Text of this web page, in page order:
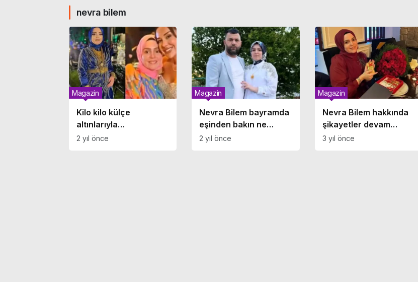
nevra bilem
Kilo kilo külçe
altınlarıyla
gündemdeydi: Dilan
Magazin
2 yıl önce
Nevra Bilem bayramda
eşinden bakın ne
hediye aldı!
Magazin
2 yıl önce
Nevra Bilem hakkında
şikayetler devam
ediyor.. Depremzedeler
Magazin
3 yıl önce